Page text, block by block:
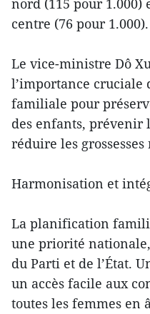
nord (115 pour 1.000)
centre (76 pour 1.000).
Le vice-ministre Dô
l’importance
familiale pour
des enfants,
réduire les
Harmonisation et
La planification
une priorité
du Parti et de l’État.
un accès facile aux
toutes les femmes en